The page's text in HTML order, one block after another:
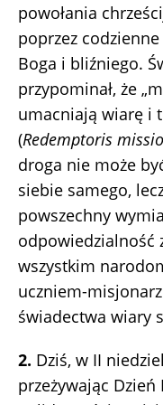
powołania
poprzez
Boga i bliźniego.
przypominał, że
umacniają wiarę i
(Redemptoris missio
droga nie może
siebie samego,
powszechny
odpowiedzialność
wszystkim
uczniem-
świadectwa wiary
2. Dziś, w II
przeżywając